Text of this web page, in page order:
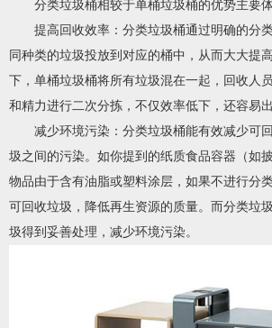
分类垃圾桶相较于单桶垃圾桶的优势主要体
提高回收效率：分类垃圾桶通过明确的分
同种类的垃圾投放到对应的桶中，从而大大提
下，单桶垃圾桶将所有垃圾混在一起，回收人
和精力进行二次分拣，不仅效率低下，还容易出
减少环境污染：分类垃圾桶能有效减少可
圾之间的污染。如你提到的纸质食品容器（如
物品由于含有油脂或塑料涂层，如果不进行分
可回收垃圾，降低再生资源的质量。而分类垃
圾得到妥善处理，减少环境污染。